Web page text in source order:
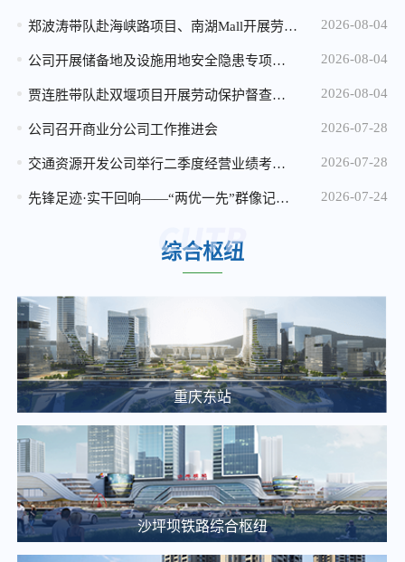
2026年度消防设施维保服务比选中选候选人公示
2025-12-05
2026年度南部、西部服务中心保洁及绿化服务竞争性比选邀请公告
2025-03-20
重庆通邑卫士智慧生活服务有限公司沙枢纽消防报警系统维修项目比选邀请公告
2025-03-25
大剧院站 TOD 项目概念方案设计单位中选候选人公示
2025-03-20
【土地推介】重庆枢纽集团2025年土地招商推介（一）
2025-03-14
关于九曲河智慧停车站场综合开发项目投资收益可行性研究咨询单位的比选公告
郑波涛带队赴海峡路项目、南湖Mall开展劳动保护督查暨高温慰问 2026-08-04
公司开展储备地及设施用地安全隐患专项检查 全力筑牢汛期安全防线 2026-08-04
贾连胜带队赴双堰项目开展劳动保护督查暨高温慰问 2026-08-04
公司召开商业分公司工作推进会 2026-07-28
交通资源开发公司举行二季度经营业绩考核“季度赛” 2026-07-28
先锋足迹·实干回响——“两优一先”群像记（三） 2026-07-24
综合枢纽
重庆东站
沙坪坝铁路综合枢纽